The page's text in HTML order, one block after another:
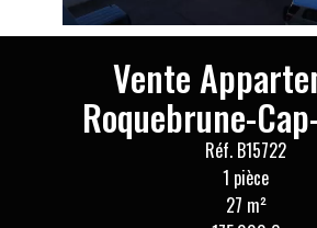
Vente
Roquebrune-
Réf. B15722
1 pièce
27 m²